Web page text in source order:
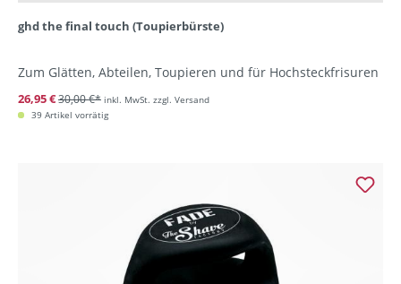
ghd the final touch (Toupierbürste)
Zum Glätten, Abteilen, Toupieren und für Hochsteckfrisuren
26,95 €30,00 €* inkl. MwSt. zzgl. Versand
39 Artikel vorrätig